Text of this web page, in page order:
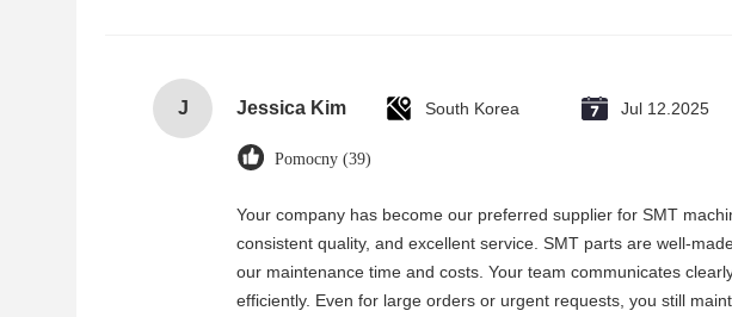
J Jessica Kim South Korea Jul 12.2025
Pomocny (39)
Your company has become our preferred supplier for SMT
consistent quality, and excellent service. SMT parts are well-
our maintenance time and costs. Your team communicates
efficiently. Even for large orders or urgent requests, you still